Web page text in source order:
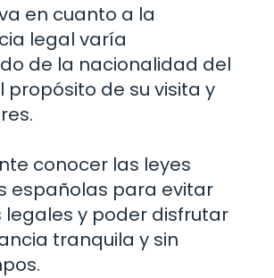
en cuanto a la
legal varía
de la nacionalidad del
propósito de su visita y
conocer las leyes
españolas para evitar
y poder disfrutar
tranquila y sin